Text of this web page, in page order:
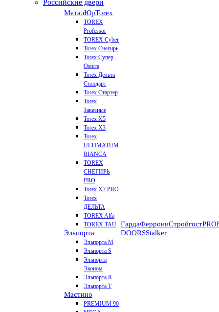
Российские двери
МеталЮрTorex
TOREX
Professor
TOREX Cyber
Torex Снегирь
Torex Супер
Омега
Torex Дельта
Стандарт
Torex Стартер
Torex
Заказные
Torex Х5
Torex Х3
Torex
ULTIMATUM
BIANCA
TOREX
СНЕГИРЬ
PRO
Torex X7 PRO
Torex
ДЕЛЬТА
TOREX Alfa
TOREX TAU
Эльпорта
Эльпорта M
Эльпорта S
Эльпорта
Эконом
Эльпорта R
Эльпорта Т
Мастино
PREMIUM 90
ГардаФеррониСтройгост
DOORSStalker